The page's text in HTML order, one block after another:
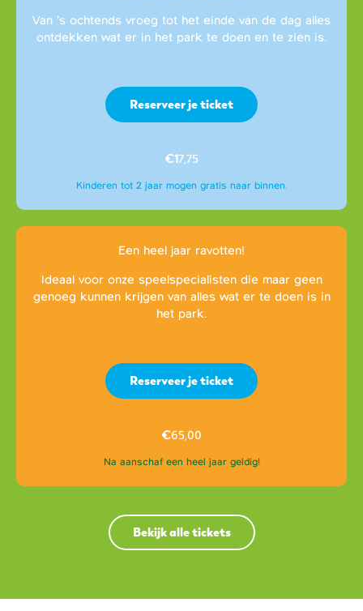
Van ’s ochtends vroeg tot het einde van de dag alles
ontdekken wat er in het park te doen en te zien is.
Reserveer je ticket
€17,75
Kinderen tot 2 jaar mogen gratis naar binnen.
Een heel jaar ravotten!
Ideaal voor onze speelspecialisten die maar geen
genoeg kunnen krijgen van alles wat er te doen is in
het park.
Reserveer je ticket
€65,00
Na aanschaf een heel jaar geldig!
Bekijk alle tickets